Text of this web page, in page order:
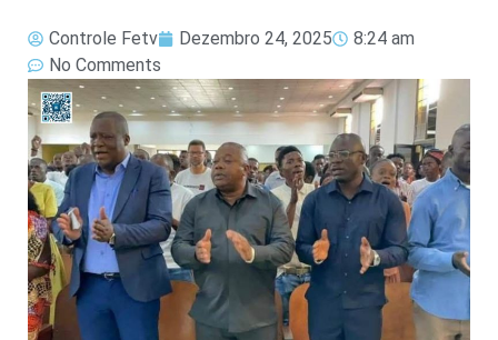
Controle Fetv Dezembro 24, 2025
8:24 am
No Comments